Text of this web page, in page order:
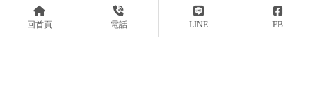
回首頁 電話 LINE FB
回首頁 關於嘉美 施工實例
常見問題